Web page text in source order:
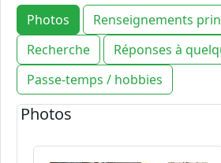
Photos
Renseignements
Recherche
Réponses à
Passe-temps / hobbies
Photos